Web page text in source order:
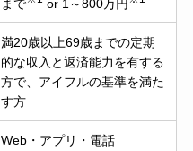
まで or 1～800万円
満20歳以上69歳までの定期
的な収入と返済能力を有する
方で、アイフルの基準を満た
す方
Web・アプリ・電話